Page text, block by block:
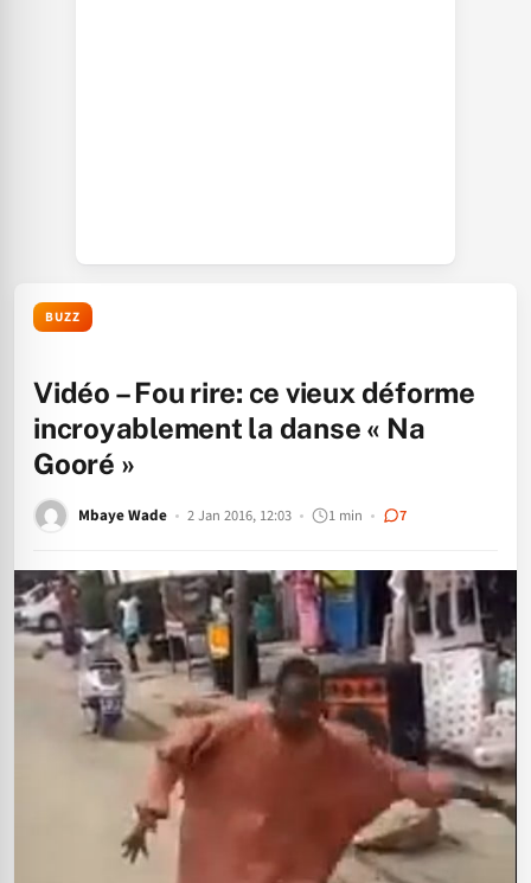
BUZZ
Vidéo – Fou rire: ce vieux déforme
incroyablement la danse « Na
Gooré »
Mbaye Wade 2 Jan 2016, 12:03 1 min 7